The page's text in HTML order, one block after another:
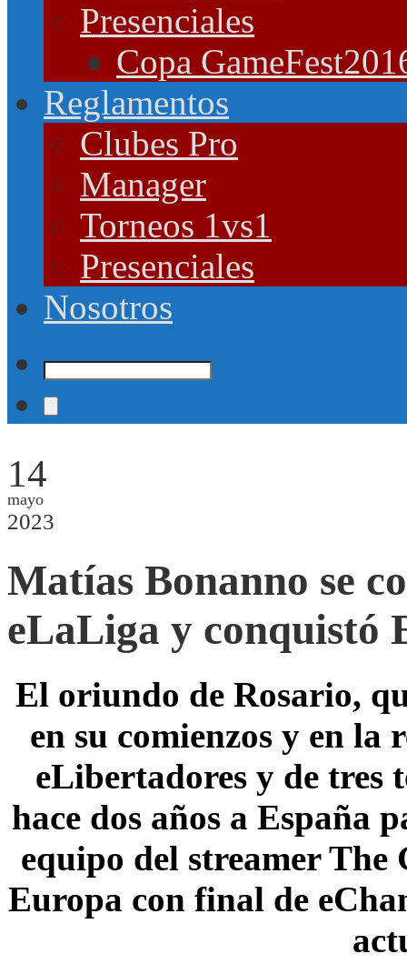
Presenciales
Copa
Reglamentos
Clubes Pro
Manager
Torneos 1vs1
Presenciales
Nosotros
14
mayo
2023
Matías Bonanno se
eLaLiga y conquistó
El oriundo de Rosario,
en su comienzos y en la
eLibertadores y de tres
hace dos años a España
equipo del streamer
Europa con final de